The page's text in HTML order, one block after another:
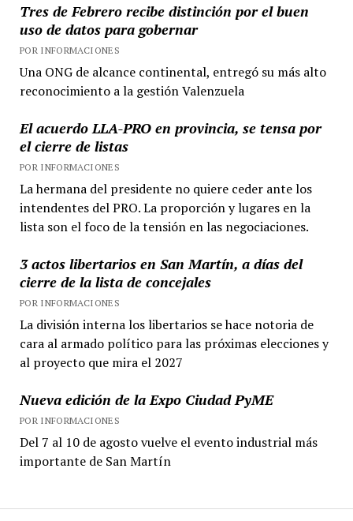
Tres de Febrero recibe distinción por el buen
uso de datos para gobernar
POR INFORMACIONES
Una ONG de alcance continental, entregó su más alto
reconocimiento a la gestión Valenzuela
El acuerdo LLA-PRO en provincia, se tensa por
el cierre de listas
POR INFORMACIONES
La hermana del presidente no quiere ceder ante los
intendentes del PRO. La proporción y lugares en la
lista son el foco de la tensión en las negociaciones.
3 actos libertarios en San Martín, a días del
cierre de la lista de concejales
POR INFORMACIONES
La división interna los libertarios se hace notoria de
cara al armado político para las próximas elecciones y
al proyecto que mira el 2027
Nueva edición de la Expo Ciudad PyME
POR INFORMACIONES
Del 7 al 10 de agosto vuelve el evento industrial más
importante de San Martín